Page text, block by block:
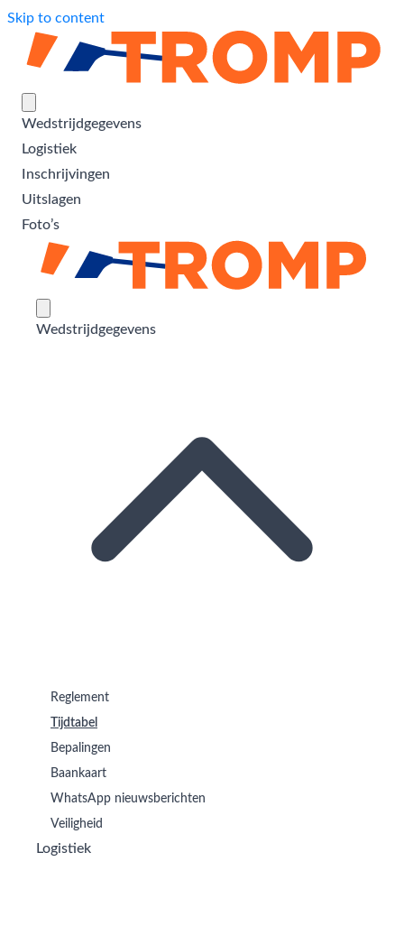
Skip to content
Wedstrijdgegevens
Logistiek
Inschrijvingen
Uitslagen
Foto’s
Wedstrijdgegevens
Reglement
Tijdtabel
Bepalingen
Baankaart
WhatsApp nieuwsberichten
Veiligheid
Logistiek